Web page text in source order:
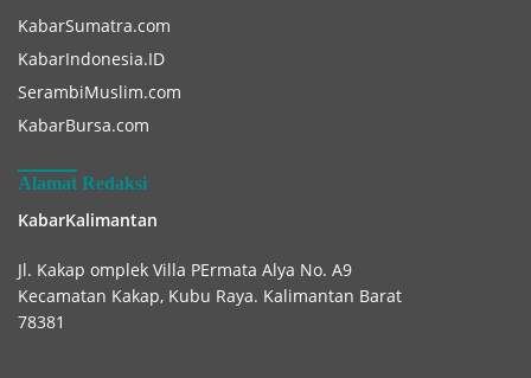
KabarSumatra.com
KabarIndonesia.ID
SerambiMuslim.com
KabarBursa.com
Alamat Redaksi
KabarKalimantan
Jl. Kakap omplek Villa PErmata Alya No. A9
Kecamatan Kakap, Kubu Raya. Kalimantan Barat
78381